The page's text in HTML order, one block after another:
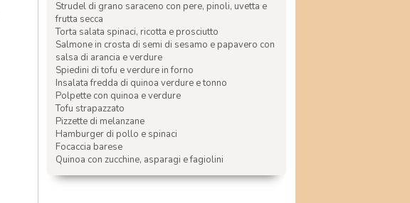
Strudel di grano saraceno con pere, pinoli, uvetta e
frutta secca
Torta salata spinaci, ricotta e prosciutto
Salmone in crosta di semi di sesamo e papavero con
salsa di arancia e verdure
Spiedini di tofu e verdure in forno
Insalata fredda di quinoa verdure e tonno
Polpette con quinoa e verdure
Tofu strapazzato
Pizzette di melanzane
Hamburger di pollo e spinaci
Focaccia barese
Quinoa con zucchine, asparagi e fagiolini